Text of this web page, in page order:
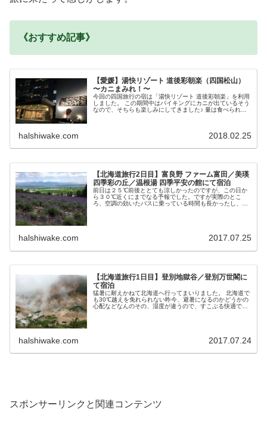
《おすすめ記事》
【愛媛】湯快リゾート 道後彩朝楽（四国松山）
〜カニまみれ！〜
今回の四国旅行の宿は「湯快リゾート 道後彩朝楽」を利用
しました。 この期間中はバイキングにカニが出ているそう
なので、そちらも楽しみにしてきました♪ 量は食べられな
halshiwake.com 2018.02.25
【北海道旅行2日目】富良野 ファーム富田／美瑛
四季彩の丘／温根湯 四季平安の館にて宿泊
前日は２５℃前後ととても涼しかったのですが、この日か
ら３０℃近くにまでなる予報でした。ですが実際のとこ
ろ、空調の効いたバスに乗っている時間も長かったし、バ
halshiwake.com 2017.07.25
【北海道旅行1日目】登別地獄谷／登別万世閣に
て宿泊
猛暑に耐えかねて北海道へ行ってまいりました。 北海道で
も30℃越えを免れられない昨今、避暑になるのかどうかの
心配などなんのその、湿度が違うので、すこぶる快適でし
halshiwake.com 2017.07.24
スポンサーリンクと関連コンテンツ